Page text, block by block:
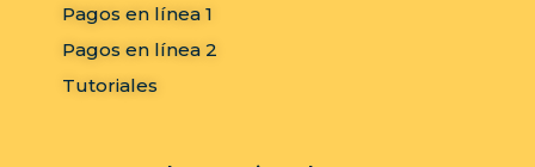
Pagos en línea 1
Pagos en línea 2
Tutoriales